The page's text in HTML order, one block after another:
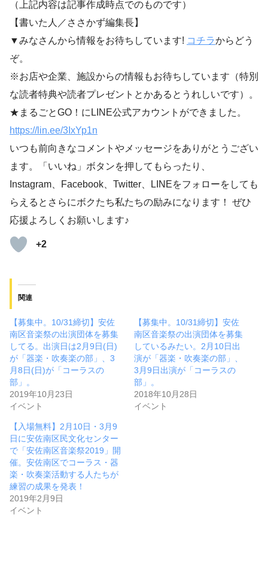
（上記内容は記事作成時点でのものです）
【書いた人／ささかず編集長】
▼みなさんから情報をお待ちしています! コチラからどう
ぞ。
※お店や企業、施設からの情報もお待ちしています（特別
な読者特典や読者プレゼントとかあるとうれしいです）。
★まるごとGO！にLINE公式アカウントができました。
https://lin.ee/3IxYp1n
いつも前向きなコメントやメッセージをありがとうござい
ます。「いいね」ボタンを押してもらったり、
Instagram、Facebook、Twitter、LINEをフォローをしても
らえるとさらにボクたち私たちの励みになります！ ぜひ
応援よろしくお願いします♪
+2
関連
【募集中。10/31締切】安佐
南区音楽祭の出演団体を募集
してる。出演日は2月9日(日)
が「器楽・吹奏楽の部」、3
月8日(日)が「コーラスの
部」。
2019年10月23日
イベント
【募集中。10/31締切】安佐
南区音楽祭の出演団体を募集
しているみたい。2月10日出
演が「器楽・吹奏楽の部」、
3月9日出演が「コーラスの
部」。
2018年10月28日
イベント
【入場無料】2月10日・3月9
日に安佐南区民文化センター
で「安佐南区音楽祭2019」開
催。安佐南区でコーラス・器
楽・吹奏楽活動する人たちが
練習の成果を発表！
2019年2月9日
イベント